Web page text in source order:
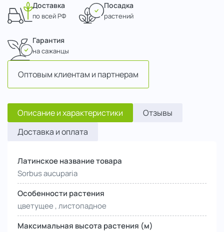
Доставка
по всей РФ
Посадка
растений
Гарантия
на сажанцы
Оптовым клиентам и партнерам
Описание и характеристики
Отзывы
Доставка и оплата
Латинское название товара
Sorbus aucuparia
Особенности растения
цветущее , листопадное
Максимальная высота растения (м)